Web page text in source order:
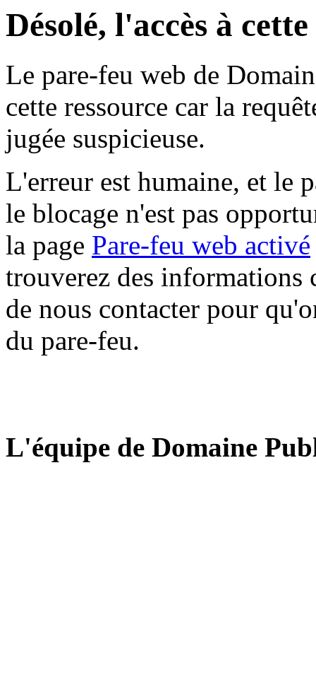
Désolé, l'accès à
Le pare-feu web de
cette ressource car la
jugée suspicieuse.
L'erreur est humaine, et le
le blocage n'est pas
la page Pare-feu web activé
trouverez des informations
de nous contacter pour
du pare-feu.
L'équipe de Domaine